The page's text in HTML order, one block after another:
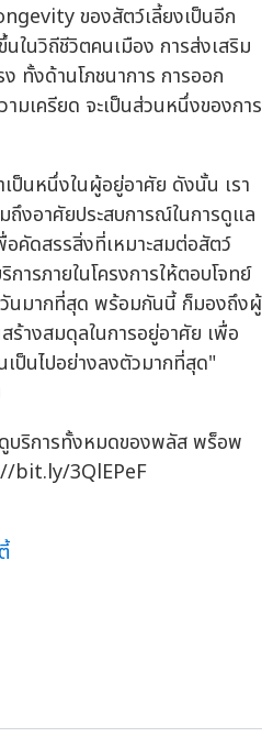
ของสัตว์เลี้ยงเป็นอีก
นวิถีชีวิตคนเมือง การส่งเสริม
ทั้งด้านโภชนาการ การออก
มเครียด จะเป็นส่วนหนึ่งของการ
ป็นหนึ่งในผู้อยู่อาศัย ดังนั้น เรา
ถึงอาศัยประสบการณ์ในการดูแล
คัดสรรสิ่งที่เหมาะสมต่อสัตว์
ารภายในโครงการให้ตอบโจทย์
วันมากที่สุด พร้อมกันนี้ ก็มองถึงผู้
ร้างสมดุลในการอยู่อาศัย เพื่อ
เป็นไปอย่างลงตัวมากที่สุด"
บริการทั้งหมดของพลัส พร็อพ
bit.ly/3QlEPeF